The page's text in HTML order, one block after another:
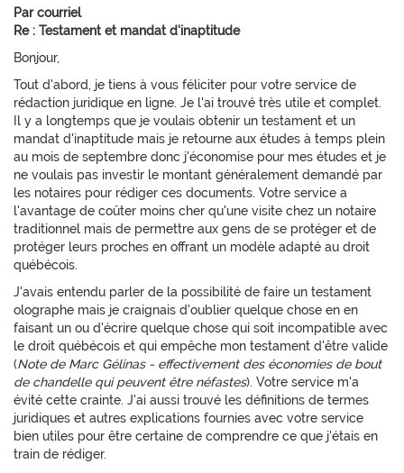
Par courriel
Re : Testament et mandat d'inaptitude
Bonjour,
Tout d'abord, je tiens à vous féliciter pour votre service de
rédaction juridique en ligne. Je l'ai trouvé très utile et complet.
Il y a longtemps que je voulais obtenir un testament et un
mandat d'inaptitude mais je retourne aux études à temps plein
au mois de septembre donc j'économise pour mes études et je
ne voulais pas investir le montant généralement demandé par
les notaires pour rédiger ces documents. Votre service a
l'avantage de coûter moins cher qu'une visite chez un notaire
traditionnel mais de permettre aux gens de se protéger et de
protéger leurs proches en offrant un modèle adapté au droit
québécois.
J'avais entendu parler de la possibilité de faire un testament
olographe mais je craignais d'oublier quelque chose en en
faisant un ou d'écrire quelque chose qui soit incompatible avec
le droit québécois et qui empêche mon testament d'être valide
(Note de Marc Gélinas - effectivement des économies de bout
de chandelle qui peuvent être néfastes). Votre service m'a
évité cette crainte. J'ai aussi trouvé les définitions de termes
juridiques et autres explications fournies avec votre service
bien utiles pour être certaine de comprendre ce que j'étais en
train de rédiger.